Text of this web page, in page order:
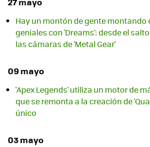
Hay un montón de gente montando
geniales con 'Dreams': desde el
las cámaras de 'Metal Gear'
09 mayo
'Apex Legends' utiliza un motor de
que se remonta a la creación de
único
03 mayo